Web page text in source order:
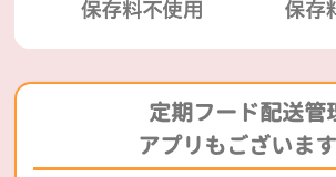
定期フード配送管
アプリもございます